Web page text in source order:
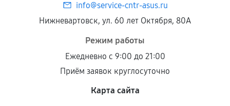
info@service-cntr-asus.ru
Нижневартовск, ул. 60 лет Октября, 80А
Режим работы
Ежедневно с 9:00 до 21:00
Приём заявок круглосуточно
Карта сайта